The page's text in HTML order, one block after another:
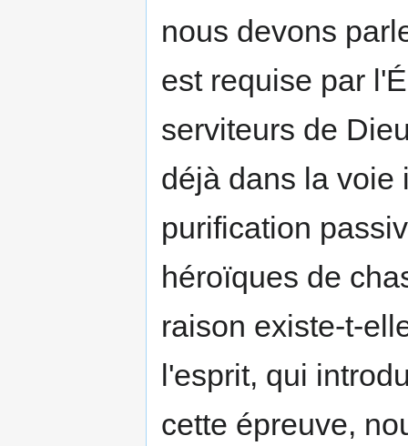
nous devons
est requise par
serviteurs de
déjà dans la voie
purification
héroïques de
raison existe-t-
l'esprit, qui
cette épreuve,